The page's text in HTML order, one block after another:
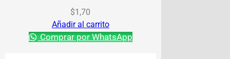
$1,70
Añadir al carrito
Comprar por WhatsApp